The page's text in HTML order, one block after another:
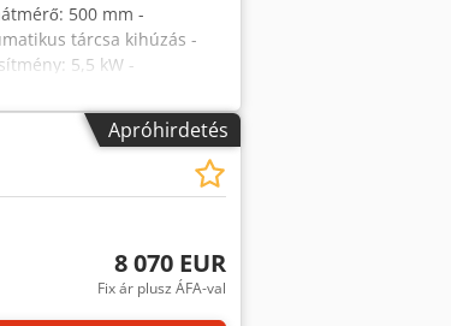
500 mm -
tárcsa kihúzás -
5,5 kW -
magassága
mm - Kivezető görgős
nélkül
Lengyel gyártmány –
fűrész,
(Az árak
Apróhirdetés
8 070 EUR
Fix ár plusz ÁFA-val